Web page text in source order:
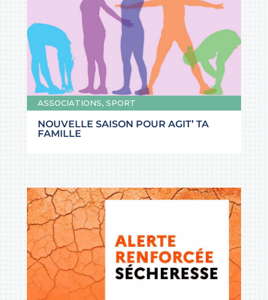
ASSOCIATIONS, SPORT
NOUVELLE SAISON POUR AGIT’ TA
FAMILLE